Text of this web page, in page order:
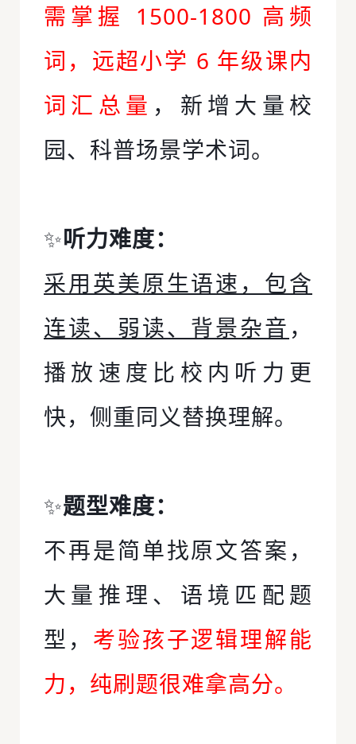
需掌握 1500-1800 高频
词，远超小学 6 年级课内
词汇总量 ，新增大量校
园、科普场景学术词。
✨听力难度：
采用英美原生语速，包含
连读、弱读、背景杂音 ，
播放速度比校内听力更
快，侧重同义替换理解。
✨题型难度：
不再是简单找原文答案，
大量推理、语境匹配题
型， 考验孩子逻辑理解能
力，纯刷题很难拿高分。